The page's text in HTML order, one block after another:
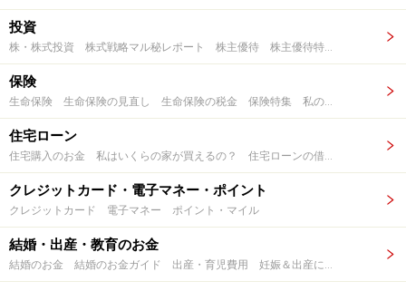
投資
株・株式投資 株式戦略マル秘レポート 株主優待 株主優待特集 外国株 中国株 誰でも今すぐ「株デビュー」 10万円からの株の始め方 投資信託 ETF 資産運用 金・銀・プラチナ 純金特集 大人のお金 トレーニング講座 お金が儲かる最新投資先ガイド 100万円を増やす投資法 アベノミクスで1000万円貯める お金が増やせる投資先 仕事と両立できる資産運用術 証券会社・ネット証券会社 投資でお金を増やす人になる連載 ニューリッチへの道 1000円から始める小回り投資 本当に大事なお金の話 経済が学べる やさしい投資入門 外貨預金・外貨MMF FX・外国為替証拠金取引 「FX」おこづかい大作戦 ビットコイン 国債・債券
保険
生命保険 生命保険の見直し 生命保険の税金 保険特集 私の保険、本当にこれで大丈夫？ 医療保険 損害保険 海外旅行保険 ペット保険 自動車保険 バイク保険 自動車保険特集
住宅ローン
住宅購入のお金 私はいくらの家が買えるの？ 住宅ローンの借入 住宅ローン控除 住宅ローン特集 住宅ローンの借り換え・返済
クレジットカード・電子マネー・ポイント
クレジットカード 電子マネー ポイント・マイル
結婚・出産・教育のお金
結婚のお金 結婚のお金ガイド 出産・育児費用 妊娠＆出産に役立つお金ガイド 学費・教育費 学資保険 教育ローン